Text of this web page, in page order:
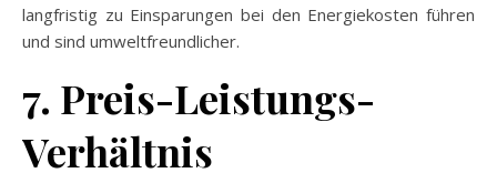
langfristig zu Einsparungen bei den Energiekosten führen
und sind umweltfreundlicher.
7. Preis-Leistungs-
Verhältnis